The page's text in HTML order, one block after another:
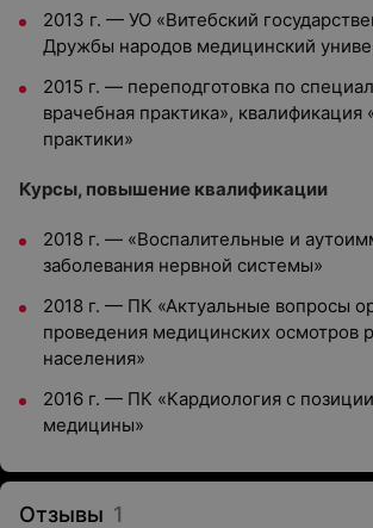
2013 г. — УО «Витебский
Дружбы народов медицинский
2015 г. — переподготовка по
врачебная практика», квалификация
практики»
Курсы, повышение квалификации
2018 г. — «Воспалительные и
заболевания нервной системы»
2018 г. — ПК «Актуальные вопросы
проведения медицинских осмотров
населения»
2016 г. — ПК «Кардиология с
медицины»
Отзывы 1